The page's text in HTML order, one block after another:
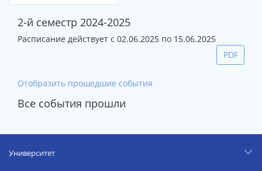
2-й семестр 2024-2025
Расписание действует с 02.06.2025 по 15.06.2025
PDF
Отобразить прошедшие события
Все события прошли
Университет